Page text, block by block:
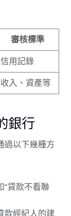
審核標準
信用記錄
收入、資產等
銀行
過以下幾種方
“貸款不看聯
款經紀人的建